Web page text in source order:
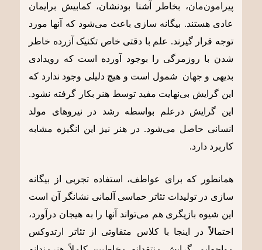
پیرامون‌مان، بخاطر آشنا بودنشان، کمابیش برایمان
عادی هستند. بیگانه سازی باعث می‌شود که آنها مورد
توجه قرار گیرند. علم با دقتی خاص تکنیک آزرده خاطر
شدن با روزمرگی را بوجود آورده است که رویدادی
بدیهی و جهان شمول است و هیچ دلیلی وجود ندارد که
این گرایش بی‌نهایت مفید توسط هنر بکار گرفته نشود.
این گرایش درعلم بواسطه رشد در نیروهای مولد
انسانی حاصل می‌شود. در هنر نیز این انگیزه مشابه
کاربرد دارد.
همانطور که برای عواطف، استفاده تجربی از بیگانه
سازی در تولیدات تئاتر حماسی آلمانی نشانگر آن است
این شیوه بازیگری هم می‌تواند آنها را به هیجان درآورد،
احتمالاً در اینجا با کلاس متفاوتی از تئاتر ارتدوکس